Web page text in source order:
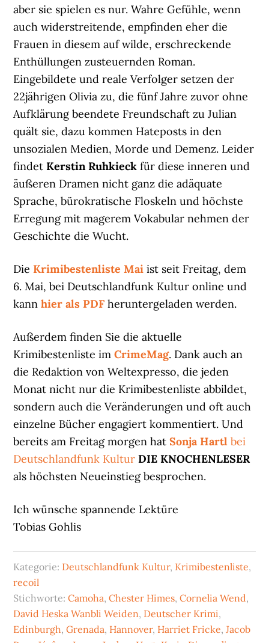
aber sie spielen es nur. Wahre Gefühle, wenn
auch widerstreitende, empfinden eher die
Frauen in diesem auf wilde, erschreckende
Enthüllungen zusteuernden Roman.
Eingebildete und reale Verfolger setzen der
22jährigen Olivia zu, die fünf Jahre zuvor ohne
Aufklärung beendete Freundschaft zu Julian
quält sie, dazu kommen Hateposts in den
unsozialen Medien, Morde und Demenz. Leider
findetKerstin Ruhkieck für diese inneren und
äußeren Dramen nicht ganz die adäquate
Sprache, bürokratische Floskeln und höchste
Erregung mit magerem Vokabular nehmen der
Geschichte die Wucht.
Die Krimibestenliste Mai ist seit Freitag, dem
6. Mai, bei Deutschlandfunk Kultur online und
kannhier als PDF heruntergeladen werden.
Außerdem finden Sie die aktuelle
Krimibestenliste imCrimeMag. Dank auch an
die Redaktion von Weltexpresso, die jeden
Monat nicht nur die Krimibestenliste abbildet,
sondern auch die Veränderungen und oft auch
einzelne Bücher engagiert kommentiert. Und
bereits am Freitag morgen hatSonja Hartl bei
Deutschlandfunk Kultur DIE KNOCHENLESER
als höchsten Neueinstieg besprochen.
Ich wünsche spannende Lektüre
Tobias Gohlis
Kategorie: Deutschlandfunk Kultur, Krimibestenliste,
recoil
Stichworte:Camoha,Chester Himes,Cornelia Wend,
David Heska Wanbli Weiden, Deutscher Krimi,
Edinburgh,Grenada, Hannover, Harriet Fricke,Jacob